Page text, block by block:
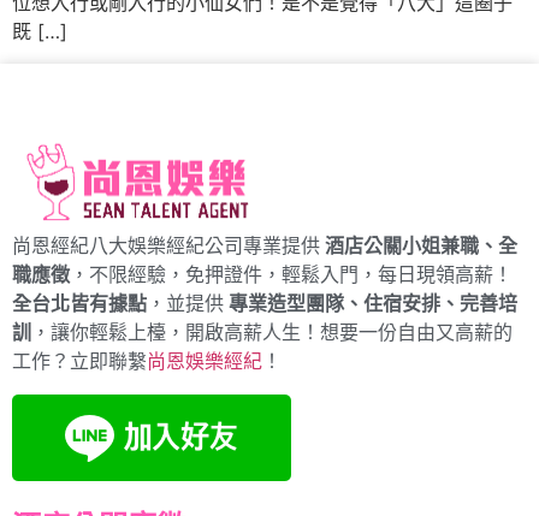
既 […]
尚恩經紀八大娛樂經紀公司專業提供 酒店公關小姐兼職、全
職應徵 ，不限經驗，免押證件，輕鬆入門，每日現領高薪！
全台北皆有據點 ，並提供 專業造型團隊、住宿安排、完善培
訓
，讓你輕鬆上檯，開啟高薪人生！想要一份自由又高薪的
工作？立即聯繫尚恩娛樂經紀 ！